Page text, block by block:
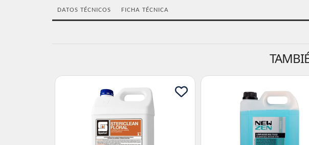
DATOS TÉCNICOS FICHA TÉCNICA